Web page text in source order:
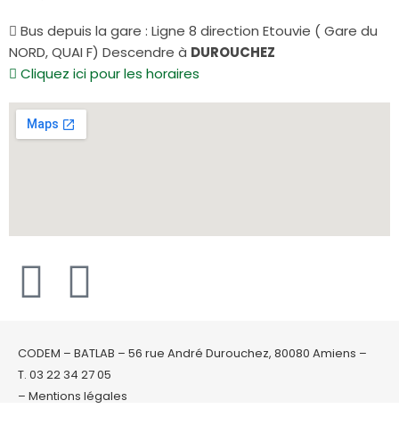
Bus depuis la gare : Ligne 8 direction Etouvie ( Gare du
NORD, QUAI F) Descendre à DUROUCHEZ
Cliquez ici pour les horaires
CODEM – BATLAB – 56 rue André Durouchez, 80080 Amiens –
T. 03 22 34 27 05
– Mentions légales